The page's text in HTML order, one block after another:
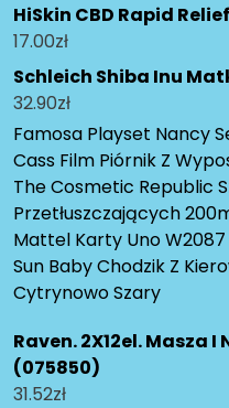
HiSkin CBD Rapid
17.00zł
Schleich Shiba Inu
32.90zł
Famosa Playset Nancy
Cass Film Piórnik Z
The Cosmetic Republic
Przetłuszczających
Mattel Karty Uno W2087
Sun Baby Chodzik Z
Cytrynowo Szary
Raven. 2X12el. Masza
(075850)
31.52zł